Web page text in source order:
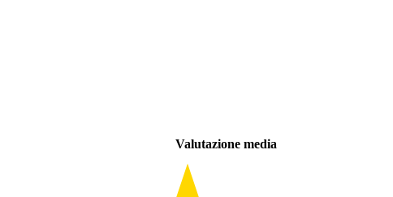
Valutazione media